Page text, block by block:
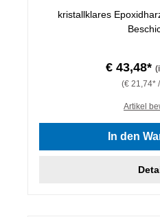
kristallklares
€ 43,48*
(€ 21,74*
Artikel
In den